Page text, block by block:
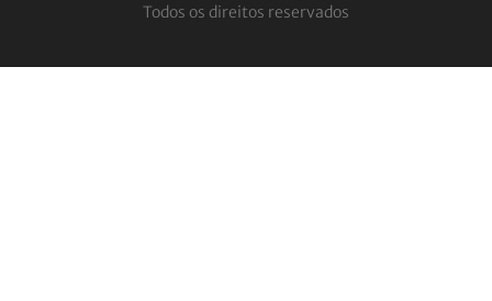
Todos os direitos reservados